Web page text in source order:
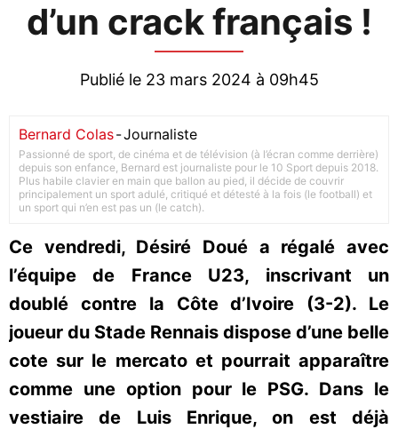
d’un crack français !
Publié le 23 mars 2024 à 09h45
Bernard Colas-Journaliste
Passionné de sport, de cinéma et de télévision (à l’écran comme derrière)
depuis son enfance, Bernard est journaliste pour le 10 Sport depuis 2018.
Plus habile clavier en main que ballon au pied, il décide de couvrir
principalement un sport adulé, critiqué et détesté à la fois (le football) et
un sport qui n’en est pas un (le catch).
Ce vendredi, Désiré Doué a régalé avec
l’équipe de France U23, inscrivant un
doublé contre la Côte d’Ivoire (3-2). Le
joueur du Stade Rennais dispose d’une belle
cote sur le mercato et pourrait apparaître
comme une option pour le PSG. Dans le
vestiaire de Luis Enrique, on est déjà